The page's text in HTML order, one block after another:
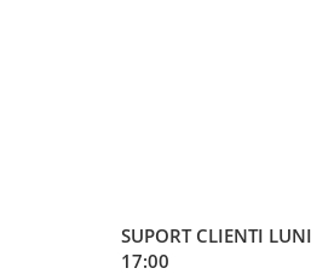
SUPORT CLIENTI
17:00